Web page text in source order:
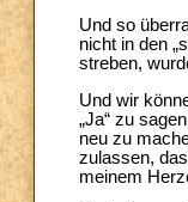
Und so
nicht in den
streben,
Und wir
„Ja“ zu
neu zu
zulassen,
meinem